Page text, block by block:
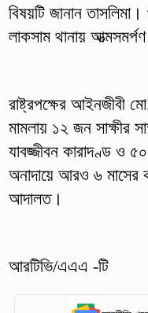
বিষয়টি জানান
লাকসাম থানায়
রাষ্ট্রপক্ষের আইনজীবী
মামলায় ১২ জন সাক্ষীর
যাবজ্জীবন কারাদণ্ড ও
অনাদায়ে আরও ৬ মাসের
আদালত।
আরটিভি/এএএ -টি